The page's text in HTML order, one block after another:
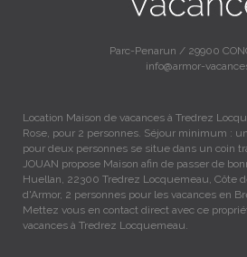
Parc-Penarun / 29900
info@armor-
Location Maison de vacances à Tredrez
Rose, pour 2 personnes. Séjour minimum :
pour deux personnes se situe dans un coin
JOUAN propose Maison afin de passer de
Huellan, 22300 Tredrez Locquemeau, Côte
d'Armor, 2 personnes pour les vacances en
Mettez vous en contact direct avec ce
vacances à Tredrez Locquemeau.